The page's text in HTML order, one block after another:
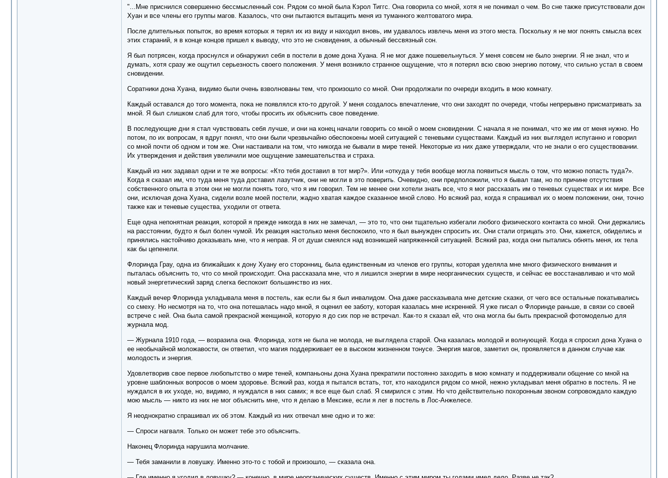
"...Мне приснился совершенно бессмысленный сон. Рядом со мной была Кэрол Тиггс. Она говорила со мной, хотя я не понимал о чем. Во сне также присутствовали дон
Хуан и все члены его группы магов. Казалось, что они пытаются вытащить меня из туманного желтоватого мира.
После длительных попыток, во время которых я терял их из виду и находил вновь, им удавалось извлечь меня из этого места. Поскольку я не мог понять смысла всех
этих стараний, я в конце концов пришел к выводу, что это не сновидения, а обычный бессвязный сон.
Я был потрясен, когда проснулся и обнаружил себя в постели в доме дона Хуана. Я не мог даже пошевельнуться. У меня совсем не было энергии. Я не знал, что и
думать, хотя сразу же ощутил серьезность своего положения. У меня возникло странное ощущение, что я потерял всю свою энергию потому, что сильно устал в своем
сновидении.
Соратники дона Хуана, видимо были очень взволнованы тем, что произошло со мной. Они продолжали по очереди входить в мою комнату.
Каждый оставался до того момента, пока не появлялся кто-то другой. У меня создалось впечатление, что они заходят по очереди, чтобы непрерывно присматривать за
мной. Я был слишком слаб для того, чтобы просить их объяснить свое поведение.
В последующие дни я стал чувствовать себя лучше, и они на конец начали говорить со мной о моем сновидении. С начала я не понимал, что же им от меня нужно. Но
потом, по их вопросам, я вдруг понял, что они были чрезвычайно обеспокоены моей ситуацией с теневыми существами. Каждый из них выглядел испуганно и говорил
со мной почти об одном и том же. Они настаивали на том, что никогда не бывали в мире теней. Некоторые из них даже утверждали, что не знали о его существовании.
Их утверждения и действия увеличили мое ощущение замешательства и страха.
Каждый из них задавал одни и те же вопросы: «Кто тебя доставил в тот мир?». Или «откуда у тебя вообще могла появиться мысль о том, что можно попасть туда?».
Когда я сказал им, что туда меня туда доставил лазутчик, они не могли в это поверить. Очевидно, они предположили, что я бывал там, но по причине отсутствия
собственного опыта в этом они не могли понять того, что я им говорил. Тем не менее они хотели знать все, что я мог рассказать им о теневых существах и их мире. Все
они, исключая дона Хуана, сидели возле моей постели, жадно хватая каждое сказанное мной слово. Но всякий раз, когда я спрашивал их о моем положении, они, точно
также как и теневые существа, уходили от ответа.
Еще одна непонятная реакция, которой я прежде никогда в них не замечал, — это то, что они тщательно избегали любого физического контакта со мной. Они держались
на расстоянии, будто я был болен чумой. Их реакция настолько меня беспокоило, что я был вынужден спросить их. Они стали отрицать это. Они, кажется, обиделись и
принялись настойчиво доказывать мне, что я неправ. Я от души смеялся над возникшей напряженной ситуацией. Всякий раз, когда они пытались обнять меня, их тела
как бы цепенели.
Флоринда Грау, одна из ближайших к дону Хуану его сторонниц, была единственным из членов его группы, которая уделяла мне много физического внимания и
пыталась объяснить то, что со мной происходит. Она рассказала мне, что я лишился энергии в мире неорганических существ, и сейчас ее восстанавливаю и что мой
новый энергетический заряд слегка беспокоит большинство из них.
Каждый вечер Флоринда укладывала меня в постель, как если бы я был инвалидом. Она даже рассказывала мне детские сказки, от чего все остальные покатывались
со смеху. Но несмотря на то, что она потешалась надо мной, я оценил ее заботу, которая казалась мне искренней. Я уже писал о Флоринде раньше, в связи со своей
встрече с ней. Она была самой прекрасной женщиной, которую я до сих пор не встречал. Как-то я сказал ей, что она могла бы быть прекрасной фотомоделью для
журнала мод.
— Журнала 1910 года, — возразила она. Флоринда, хотя не была не молода, не выглядела старой. Она казалась молодой и волнующей. Когда я спросил дона Хуана о
ее необычайной моложавости, он ответил, что магия поддерживает ее в высоком жизненном тонусе. Энергия магов, заметил он, проявляется в данном случае как
молодость и энергия.
Удовлетворив свое первое любопытство о мире теней, компаньоны дона Хуана прекратили постоянно заходить в мою комнату и поддерживали общение со мной на
уровне шаблонных вопросов о моем здоровье. Всякий раз, когда я пытался встать, тот, кто находился рядом со мной, нежно укладывал меня обратно в постель. Я не
нуждался в их уходе, но, видимо, я нуждался в них самих; я все еще был слаб. Я смирился с этим. Но что действительно похоронным звоном сопровождало каждую
мою мысль — никто из них не мог объяснить мне, что я делаю в Мексике, если я лег в постель в Лос-Анжелесе.
Я неоднократно спрашивал их об этом. Каждый из них отвечал мне одно и то же:
— Спроси нагваля. Только он может тебе это объяснить.
Наконец Флоринда нарушила молчание.
— Тебя заманили в ловушку. Именно это-то с тобой и произошло, — сказала она.